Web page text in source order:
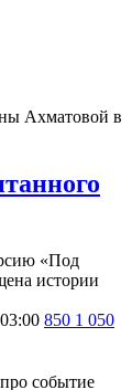
Ахматовой в
«Под
истории
850 1 050
событие